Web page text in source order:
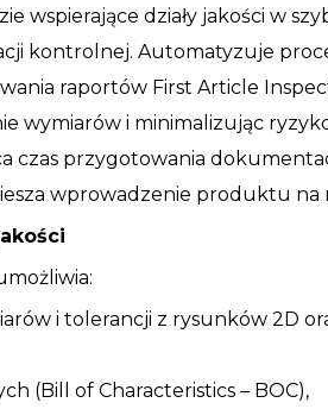
wspierające działy jakości w
kontrolnej. Automatyzuje
raportów First Article
wymiarów i minimalizując
czas przygotowania
wprowadzenie produktu na
i tolerancji z rysunków 2D
(Bill of Characteristics – BOC),